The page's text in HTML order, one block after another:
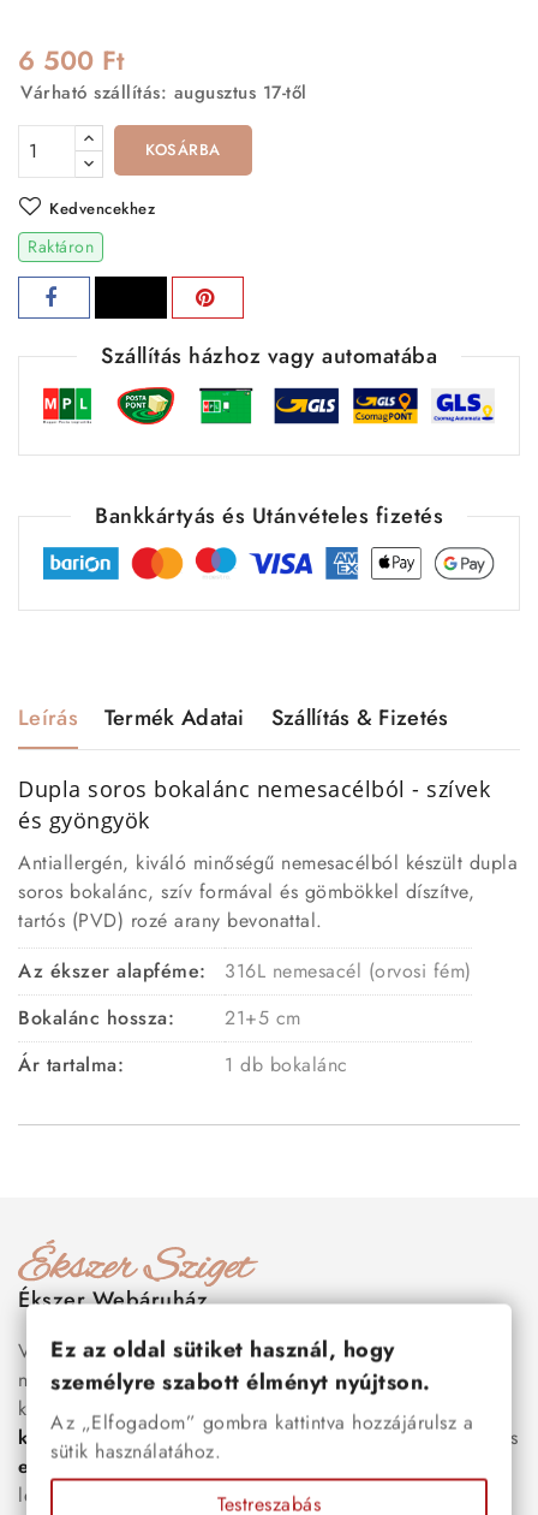
6 500 Ft
Várható szállítás: augusztus 17-től
KOSÁRBA
Kedvencekhez
Raktáron
Szállítás házhoz vagy automatába
Bankkártyás és Utánvételes fizetés
Leírás Termék Adatai Szállítás & Fizetés
Dupla soros bokalánc nemesacélból - szívek
és gyöngyök
Antiallergén, kiváló minőségű nemesacélból készült dupla
soros bokalánc, szív formával és gömbökkel díszítve,
tartós (PVD) rozé arany bevonattal.
Az ékszer alapféme:
316L nemesacél (orvosi fém)
Bokalánc hossza:
21+5 cm
Ár tartalma:
1 db bokalánc
Ékszer Webáruház
Válogass több száz prémium minőségű, stílusos és tartós
nemesacél ékszer és orvosi fém ékszer közül, amelyek
között megtalálhatók a legnépszerűbb darabok is:
karkötők, nőinyakláncok,karikagyűrűk,fülbevalók
és
esküvői kiegészítőkegyaránt. Webáruházunkban a
legújabb trendeket követő, mégis időtálló ékszerek közül
Ez az oldal sütiket használ, hogy
személyre szabott élményt nyújtson.
Az „Elfogadom” gombra kattintva hozzájárulsz a
sütik használatához.
Testreszabás